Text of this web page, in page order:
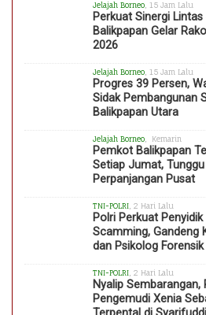
Jelajah Borneo , 15 Jam Lalu
Perkuat Sinergi
Balikpapan Gelar
2026
Jelajah Borneo , 15 Jam Lalu
Progres 39 Persen,
Sidak Pembangunan
Balikpapan Utara
Jelajah Borneo , Kemarin
Pemkot Balikpapan
Setiap Jumat,
Perpanjangan Pusat
TNI-POLRI , 2 Hari Lalu
Polri Perkuat
Scamming, Gandeng
dan Psikolog Forensik
TNI-POLRI , 2 Hari Lalu
Nyalip
Pengemudi Xenia